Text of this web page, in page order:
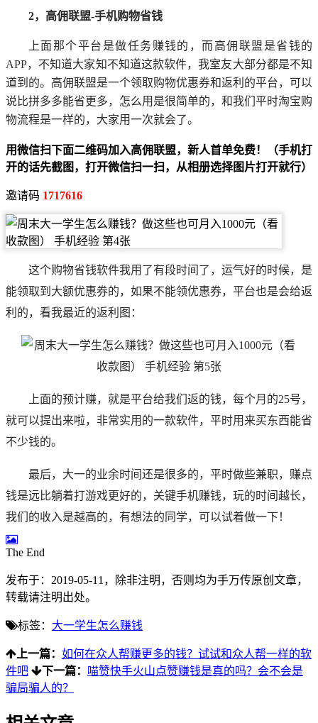
2，高佣联盟-手机购物省钱
上面那个平台是做任务赚钱的，而高佣联盟是省钱的
APP，不知道大家知不知道这款软件，我室友大部分都是不知
道到的。高佣联盟是一个领取购物优惠券和返利的平台，可以
说比拼多多能省更多，怎么用是很简单的，和我们平时淘宝购
物流程是一样的，大家用一次就会了。
用微信扫下面二维码加入高佣联盟，新人首单免费！（手机打
开的话先截图，打开微信扫一扫，从相册选择图片打开就行）
邀请码 1717616
这个购物省钱软件我用了有段时间了，运气好的时候，是
能领取到大额优惠券的，如果不能领优惠券，平台也是会给返
利的，看我最近的返利图：
上面的预计赚，就是平台给我们返的钱，每个月的25号，
就可以提出来啦，非常实用的一款软件，平时用来买东西能省
不少钱的。
最后，大一的业余时间还是很多的，平时做些兼职，赚点
钱是远比躺着打游戏更好的，关键手机赚钱，玩的时间越长，
我们的收入是越高的，有想法的同学，可以试着做一下！
The End
发布于：2019-05-11，除非注明，否则均为手万传原创文章，
转载请注明出处。
标签： 大一学生怎么赚钱
上一篇： 如何在众人帮赚更多的钱？试试和众人帮一样的软
件吧
下一篇： 喵赞快手火山点赞赚钱是真的吗？会不会是
骗局骗人的？